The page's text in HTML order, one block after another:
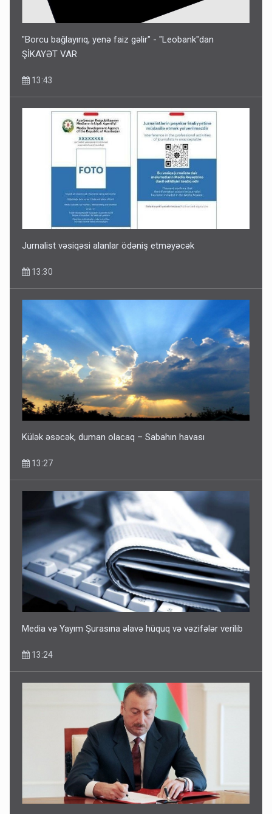
"Borcu bağlayırıq, yenə faiz gəlir" - "Leobank"dan
ŞİKAYƏT VAR
13:43
Jurnalist vəsiqəsi alanlar ödəniş etməyəcək
13:30
Külək əsəcək, duman olacaq – Sabahın havası
13:27
Media və Yayım Şurasına əlavə hüquq və vəzifələr verilib
13:24